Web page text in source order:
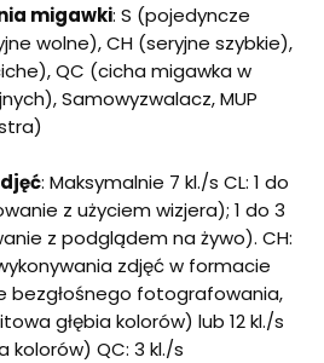
migawki: S (pojedyncze
wolne), CH (seryjne szybkie),
QC (cicha migawka w
Samowyzwalacz, MUP
: Maksymalnie 7 kl./s CL: 1 do
z użyciem wizjera); 1 do 3
z podglądem na żywo). CH:
zdjęć w formacie
bezgłośnego fotografowania,
głębia kolorów) lub 12 kl./s
kolorów) QC: 3 kl./s